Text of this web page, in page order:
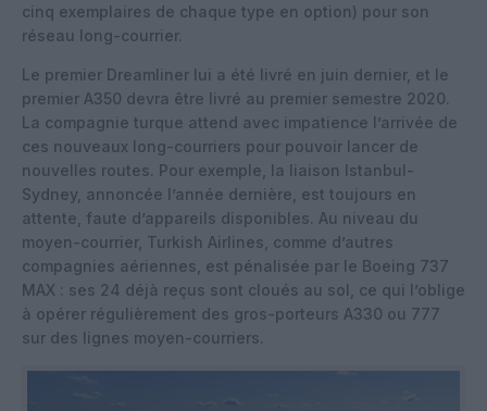
cinq exemplaires de chaque type en option) pour son
réseau long-courrier.
Le premier Dreamliner lui a été livré en juin dernier, et le
premier A350 devra être livré au premier semestre 2020.
La compagnie turque attend avec impatience l’arrivée de
ces nouveaux long-courriers pour pouvoir lancer de
nouvelles routes. Pour exemple, la liaison Istanbul-
Sydney, annoncée l’année dernière, est toujours en
attente, faute d’appareils disponibles. Au niveau du
moyen-courrier, Turkish Airlines, comme d’autres
compagnies aériennes, est pénalisée par le Boeing 737
MAX : ses 24 déjà reçus sont cloués au sol, ce qui l’oblige
à opérer régulièrement des gros-porteurs A330 ou 777
sur des lignes moyen-courriers.